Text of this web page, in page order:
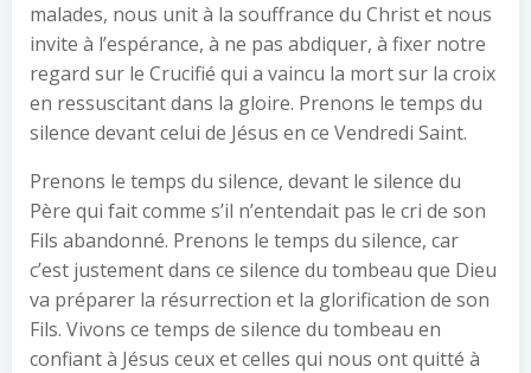
malades, nous unit à la souffrance du Christ et nous
invite à l’espérance, à ne pas abdiquer, à fixer notre
regard sur le Crucifié qui a vaincu la mort sur la croix
en ressuscitant dans la gloire. Prenons le temps du
silence devant celui de Jésus en ce Vendredi Saint.
Prenons le temps du silence, devant le silence du
Père qui fait comme s’il n’entendait pas le cri de son
Fils abandonné. Prenons le temps du silence, car
c’est justement dans ce silence du tombeau que Dieu
va préparer la résurrection et la glorification de son
Fils. Vivons ce temps de silence du tombeau en
confiant à Jésus ceux et celles qui nous ont quitté à